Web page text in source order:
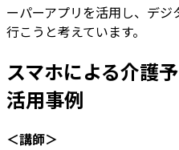
ーパーアプリを活用し、デ
行こうと考えています。
スマホによる介護
活用事例
＜講師＞